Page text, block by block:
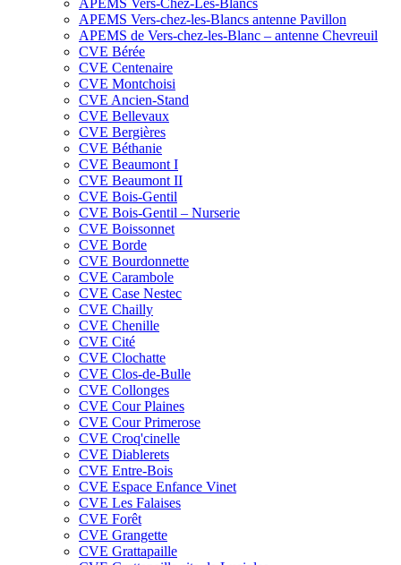
APEMS Vers-chez-les-Blancs antenne Pavillon
APEMS de Vers-chez-les-Blanc – antenne Chevreuil
CVE Bérée
CVE Centenaire
CVE Montchoisi
CVE Ancien-Stand
CVE Bellevaux
CVE Bergières
CVE Béthanie
CVE Beaumont I
CVE Beaumont II
CVE Bois-Gentil
CVE Bois-Gentil – Nurserie
CVE Boissonnet
CVE Borde
CVE Bourdonnette
CVE Carambole
CVE Case Nestec
CVE Chailly
CVE Chenille
CVE Cité
CVE Clochatte
CVE Clos-de-Bulle
CVE Collonges
CVE Cour Plaines
CVE Cour Primerose
CVE Croq'cinelle
CVE Diablerets
CVE Entre-Bois
CVE Espace Enfance Vinet
CVE Les Falaises
CVE Forêt
CVE Grangette
CVE Grattapaille